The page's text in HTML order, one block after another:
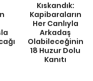
Kıskandık:
Kapibaraların
Her Canlıyla
Arkadaş
Olabileceğinin
18 Huzur Dolu
Kanıtı